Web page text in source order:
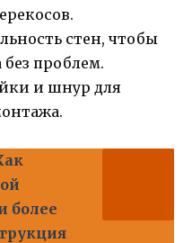
стен, чтобы
проблем.
и шнур для
более